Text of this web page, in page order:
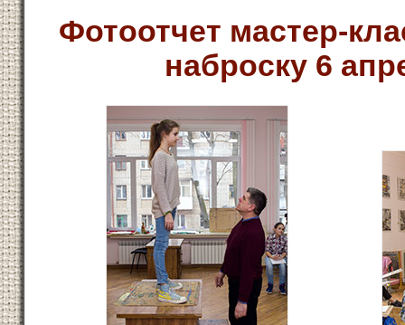
Фотоотчет мастер-
наброску 6